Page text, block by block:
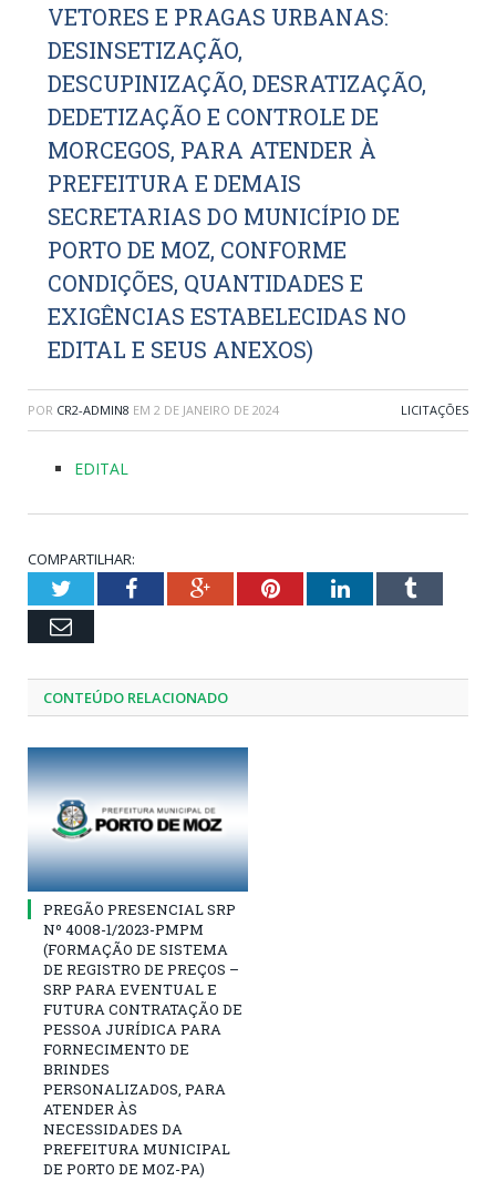
VETORES E PRAGAS URBANAS:
DESINSETIZAÇÃO,
DESCUPINIZAÇÃO, DESRATIZAÇÃO,
DEDETIZAÇÃO E CONTROLE DE
MORCEGOS, PARA ATENDER À
PREFEITURA E DEMAIS
SECRETARIAS DO MUNICÍPIO DE
PORTO DE MOZ, CONFORME
CONDIÇÕES, QUANTIDADES E
EXIGÊNCIAS ESTABELECIDAS NO
EDITAL E SEUS ANEXOS)
POR CR2-ADMIN8 EM 2 DE JANEIRO DE 2024 LICITAÇÕES
EDITAL
COMPARTILHAR:
TwitterFacebookGoogle+PinterestLinkedInTumblr
Email
CONTEÚDO RELACIONADO
PREGÃO PRESENCIAL SRP
Nº 4008-1/2023-PMPM
(FORMAÇÃO DE SISTEMA
DE REGISTRO DE PREÇOS –
SRP PARA EVENTUAL E
FUTURA CONTRATAÇÃO DE
PESSOA JURÍDICA PARA
FORNECIMENTO DE
BRINDES
PERSONALIZADOS, PARA
ATENDER ÀS
NECESSIDADES DA
PREFEITURA MUNICIPAL
DE PORTO DE MOZ-PA)